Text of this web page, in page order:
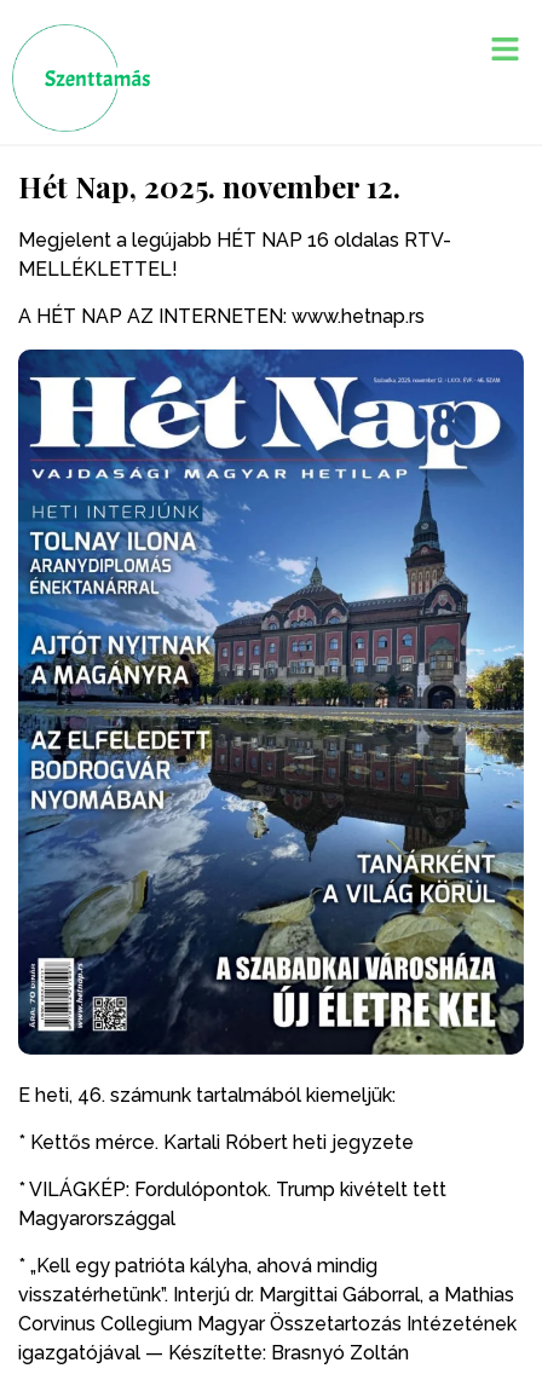
Hét Nap, 2025. november 12.
Megjelent a legújabb HÉT NAP 16 oldalas RTV-
MELLÉKLETTEL!
A HÉT NAP AZ INTERNETEN: www.hetnap.rs
E heti, 46. számunk tartalmából kiemeljük:
* Kettős mérce. Kartali Róbert heti jegyzete
* VILÁGKÉP: Fordulópontok. Trump kivételt tett
Magyarországgal
* „Kell egy patrióta kályha, ahová mindig
visszatérhetünk”. Interjú dr. Margittai Gáborral, a Mathias
Corvinus Collegium Magyar Összetartozás Intézetének
igazgatójával — Készítette: Brasnyó Zoltán